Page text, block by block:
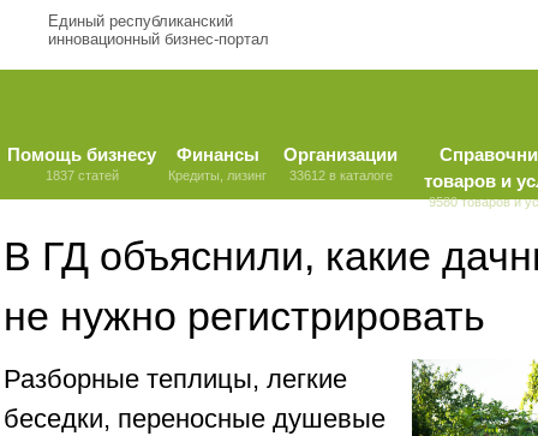
Единый республиканский
инновационный бизнес-портал
Помощь бизнесу
1837 статей
Финансы
Кредиты, лизинг
Организации
33612 в каталоге
товаров и
9580 товаров и
В ГД объяснили, какие
не нужно регистрировать
Разборные теплицы, легкие
беседки, переносные душевые